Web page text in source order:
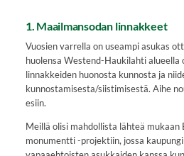
1. Maailmansodan linnakkeet
Vuosien varrella on useampi asukas
huolensa Westend-Haukilahti alueella
linnakkeiden huonosta kunnosta ja
kunnostamisesta/siistimisestä. Aihe
esiin.
Meillä olisi mahdollista lähteä mukaan
monumentti -projektiin, jossa